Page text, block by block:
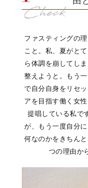
ファスティングの理
こと。 私、夏がとて
ら体調を崩してしま
整えようと。
もう一
で自分自身をリセッ
アを目指す働く女性
提唱している私で
が、
もう一度自分に
何なのかを きちん
つの理由か